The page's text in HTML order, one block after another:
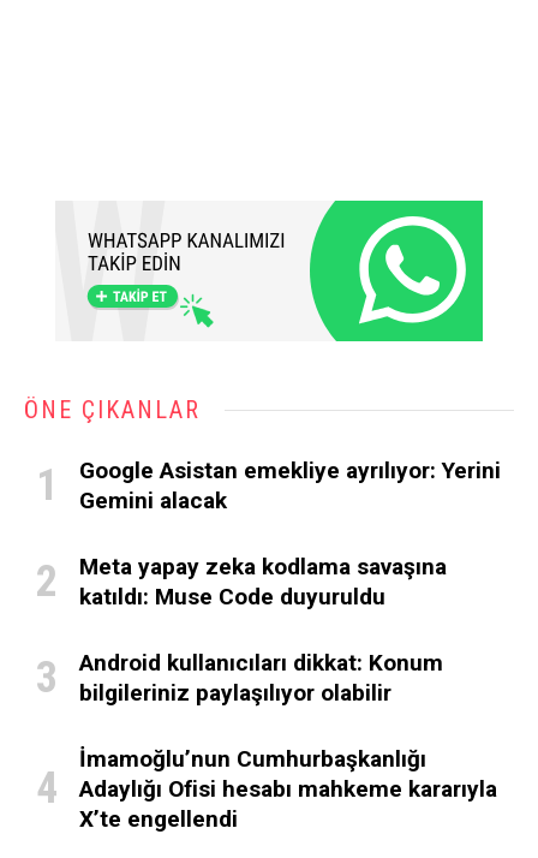
ÖNE ÇIKANLAR
Google Asistan emekliye ayrılıyor: Yerini
Gemini alacak
Meta yapay zeka kodlama savaşına
katıldı: Muse Code duyuruldu
Android kullanıcıları dikkat: Konum
bilgileriniz paylaşılıyor olabilir
İmamoğlu’nun Cumhurbaşkanlığı
Adaylığı Ofisi hesabı mahkeme kararıyla
X’te engellendi